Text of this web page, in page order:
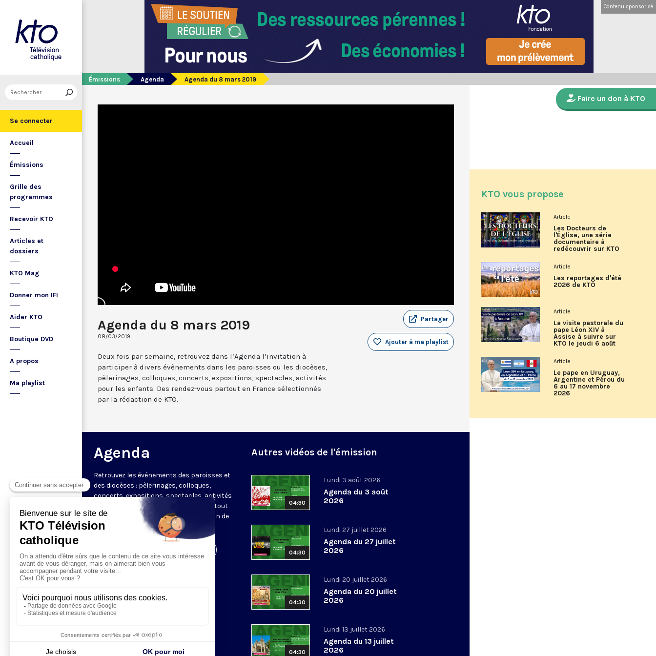
Se connecter
Accueil
Émissions
Grille des
programmes
Recevoir KTO
Articles et
dossiers
KTO Mag
Donner mon IFI
Aider KTO
Boutique DVD
A propos
Ma playlist
Contenu sponsorisé
Émissions Agenda Agenda du 8 mars 2019
Agenda du 8 mars 2019
08/03/2019
Partager
Ajouter à ma playlist
Deux fois par semaine, retrouvez dans l’Agenda l’invitation à
participer à divers évènements dans les paroisses ou les diocèses,
pèlerinages, colloques, concerts, expositions, spectacles, activités
pour les enfants. Des rendez-vous partout en France sélectionnés
par la rédaction de KTO.
Agenda
Retrouvez les événements des paroisses et
des diocèses : pèlerinages, colloques,
concerts, expositions, spectacles, activités
pour les enfants. Des rendez-vous partout
en France sélectionnés par la rédaction de
KTO.
Autres vidéos de l'émission
04:30
Lundi 3 août 2026
Agenda du 3 août
2026
04:30
Lundi 27 juillet 2026
Agenda du 27 juillet
2026
04:30
Lundi 20 juillet 2026
Agenda du 20 juillet
2026
04:30
Lundi 13 juillet 2026
Agenda du 13 juillet
2026
Faire un don à KTO
KTO vous propose
Article
Les Docteurs de
l'Église, une série
documentaire à
redécouvrir sur KTO
Article
Les reportages d'été
2026 de KTO
Article
La visite pastorale du
pape Léon XIV à
Assise à suivre sur
KTO le jeudi 6 août
Article
Le pape en Uruguay,
Argentine et Pérou du
6 au 17 novembre
2026